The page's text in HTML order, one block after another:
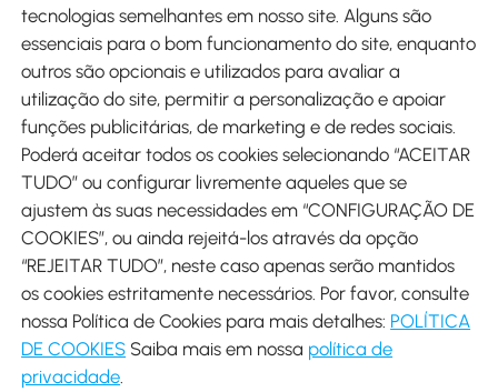
Métodos de pagamento
Envio
Descarregar Aosom App
Google Play
tecnologias semelhantes em nosso site. Alguns são
essenciais para o bom funcionamento do site, enquanto
outros são opcionais e utilizados para avaliar a
utilização do site, permitir a personalização e apoiar
funções publicitárias, de marketing e de redes sociais.
Poderá aceitar todos os cookies selecionando “ACEITAR
TUDO” ou configurar livremente aqueles que se
ajustem às suas necessidades em “CONFIGURAÇÃO DE
COOKIES”, ou ainda rejeitá-los através da opção
“REJEITAR TUDO”, neste caso apenas serão mantidos
os cookies estritamente necessários. Por favor, consulte
nossa Política de Cookies para mais detalhes: POLÍTICA
DE COOKIES Saiba mais em nossa política de
privacidade